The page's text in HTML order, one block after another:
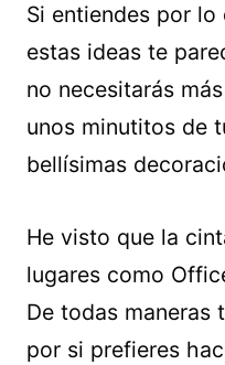
Si entiendes por
estas ideas te
no necesitarás
unos minutitos de
bellísimas
He visto que la
lugares como
De todas maneras
por si prefieres